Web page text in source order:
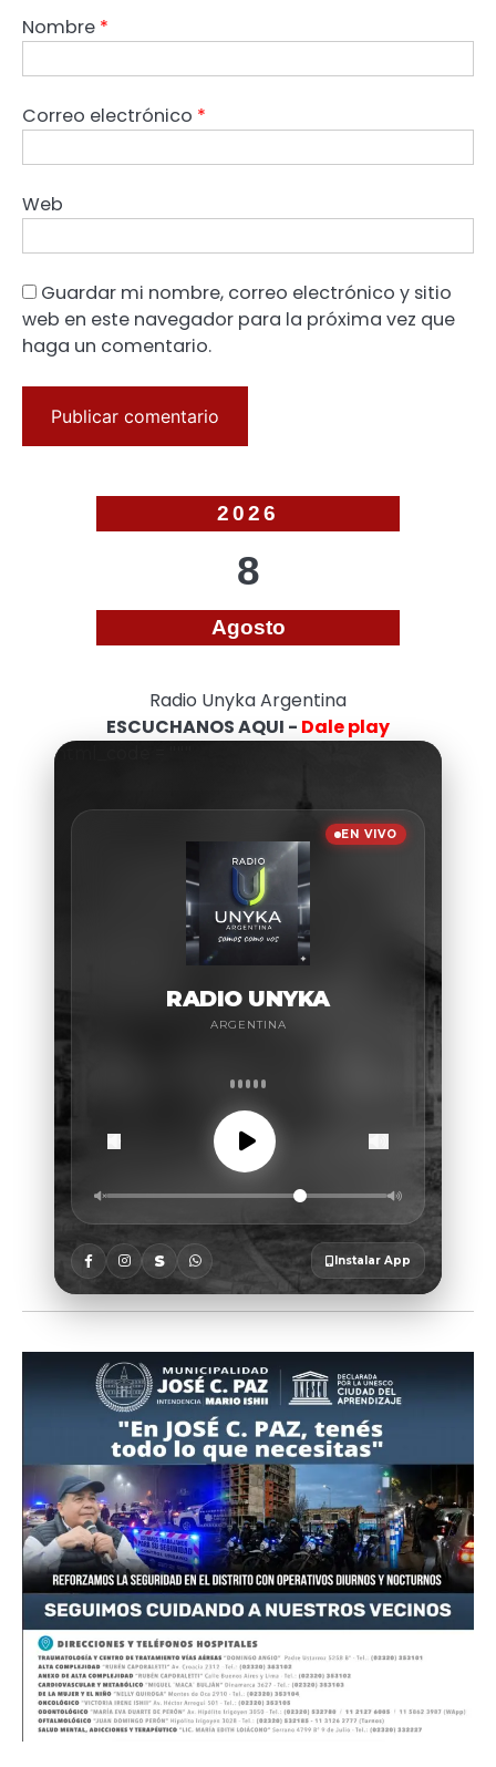
Nombre *
Correo electrónico *
Web
Guardar mi nombre, correo electrónico y sitio
web en este navegador para la próxima vez que
haga un comentario.
2026
8
Agosto
Radio Unyka Argentina
ESCUCHANOS AQUI - Dale play